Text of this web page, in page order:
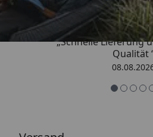
„Schnelle Lieferung
Qualität